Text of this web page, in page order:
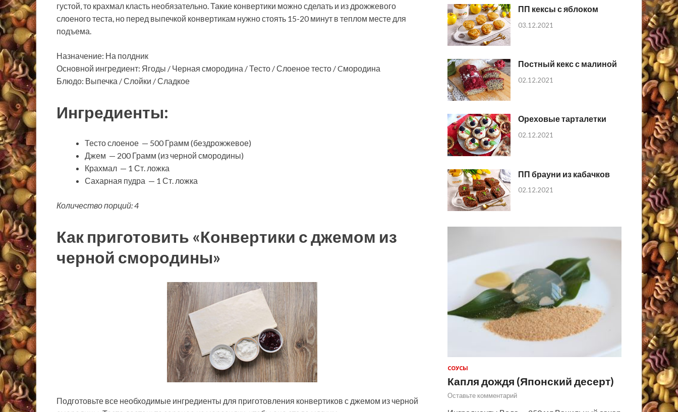
густой, то крахмал класть необязательно. Такие конвертики можно сделать и из дрожжевого
слоеного теста, но перед выпечкой конвертикам нужно стоять 15-20 минут в теплом месте для
подъема.
Назначение: На полдник
Основной ингредиент: Ягоды / Черная смородина / Тесто / Слоеное тесто / Cмородина
Блюдо: Выпечка / Слойки / Сладкое
Ингредиенты:
Тесто слоеное — 500 Грамм (бездрожжевое)
Джем — 200 Грамм (из черной смородины)
Крахмал — 1 Ст. ложка
Сахарная пудра — 1 Ст. ложка
Количество порций: 4
Как приготовить «Конвертики с джемом из
черной смородины»
Подготовьте все необходимые ингредиенты для приготовления конвертиков с джемом из черной
ПП кексы с яблоком
03.12.2021
Постный кекс с малиной
02.12.2021
Ореховые тарталетки
02.12.2021
ПП брауни из кабачков
02.12.2021
СОУСЫ
Капля дождя (Японский десерт)
Оставьте комментарий